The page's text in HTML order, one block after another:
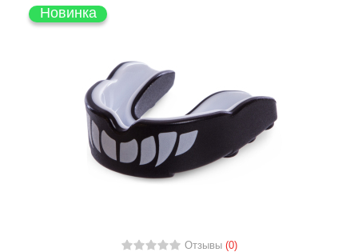
Новинка
Отзывы (0)